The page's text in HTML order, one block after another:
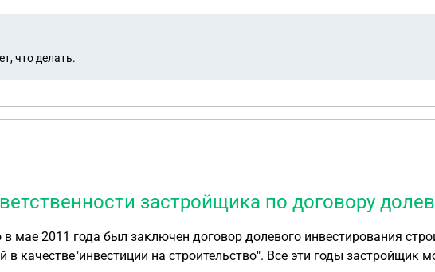
что делать.
застройщика по договору
фирме
в качестве"инвестиции на строительство". Все эти годы